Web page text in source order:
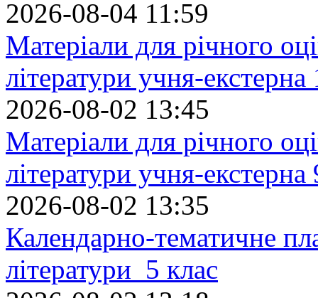
2026-08-04 11:59
Матеріали для річного
літератури учня-екстерна
2026-08-02 13:45
Матеріали для річного
літератури учня-екстерна
2026-08-02 13:35
Календарно-тематичне
літератури 5 клас